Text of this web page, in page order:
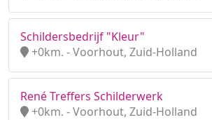
Schildersbedrijf "Kleur"
+0km. - Voorhout, Zuid-Holland
René Treffers Schilderwerk
+0km. - Voorhout, Zuid-Holland